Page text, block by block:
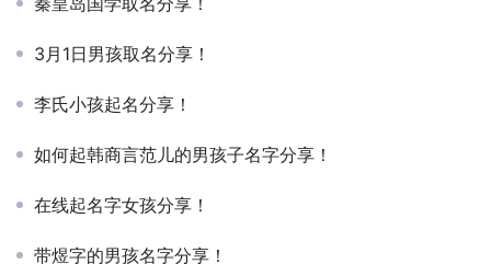
3月1日男孩取名分享！
李氏小孩起名分享！
如何起韩商言范儿的男孩子名字分享！
在线起名字女孩分享！
带煜字的男孩名字分享！